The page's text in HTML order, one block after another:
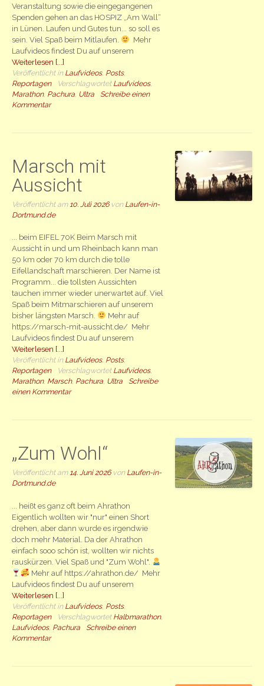
Veranstaltung sowie die eingegangenen
Spenden gehen an das HOSPIZ „Am Wall“
in Lünen. Laufen und Gutes tun... so soll es
sein. Viel Spaß beim Mitlaufen.
Mehr
Laufvideos findest Du auf unserem
Weiterlesen [...]
Veröffentlicht in Laufvideos, Posts,
Reportagen
Verschlagwortet Laufvideos,
Marathon, Pachura Ultra
Schreibe einen
Kommentar
Marsch mit
Aussicht
Veröffentlicht am 10. Juli 2026von Laufen-in-
Dortmund.de
... beim EIFEL 70K Beim Marsch mit
Aussicht in und um Rheinbach kann man
50 km oder 70 km durch die tolle
Eifellandschaft marschieren. Der Name ist
Programm... die tollsten Aussichten
tauchen immer wieder unerwartet auf. Viel
Spaß beim Mitmarschieren auf unserem
bisher längsten Marsch.
Mehr auf
https://marsch-mit-aussicht.de/ Mehr
Laufvideos findest Du auf unserem
Weiterlesen [...]
Veröffentlicht in Laufvideos, Posts,
Reportagen
Verschlagwortet Laufvideos,
Marathon, Marsch, Pachura, Ultra
Schreibe
einen Kommentar
„Zum Wohl“
Veröffentlicht am 14. Juni 2026von Laufen-in-
Dortmund.de
... heißt es ganz oft beim Ahrathon
Eigentlich wollten wir "nur" einen Short
drehen, aber dann wurde es irgendwie
doch mehr Material. Da der Ahrathon
einfach sooo schön ist, wollten wir nichts
rauskürzen. Viel Spaß und "Zum Wohl".
Mehr auf https://ahrathon.de/ Mehr
Laufvideos findest Du auf unserem
Weiterlesen [...]
Veröffentlicht in Laufvideos, Posts,
Reportagen
Verschlagwortet Halbmarathon,
Laufvideos, Pachura
Schreibe einen
Kommentar